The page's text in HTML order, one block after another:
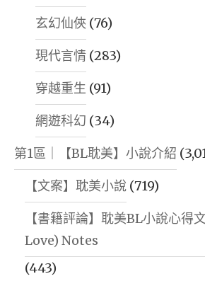
玄幻仙俠 (76)
現代言情 (283)
穿越重生 (91)
網遊科幻 (34)
第1區｜【BL耽美】小說介紹
【文案】耽美小說 (719)
【書籍評論】耽美BL小說心得
Love) Notes
(443)